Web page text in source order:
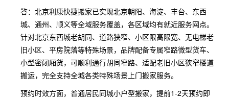
答：北京利康快捷搬家已实现北京朝阳、海淀、丰台、东西
城、通州、顺义等全域服务覆盖，各区域均有就近服务网点。
针对北京东西城老胡同、道路狭窄、小区限高限宽、无电梯老
旧小区、平房院落等特殊场景，品牌配备专属窄路微型货车、
小型密闭厢货，可顺利通行胡同窄路、适配老旧小区狭窄楼道
搬运，完全支持全城各类特殊场景上门搬家服务。
预约时效方面，普通居民同城小户型搬家，提前1-2天预约即